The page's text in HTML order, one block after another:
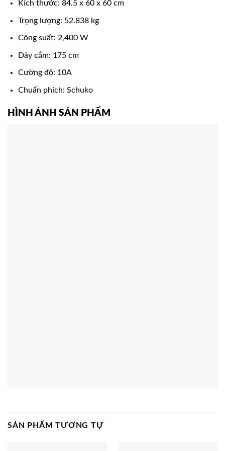
Kích thước: 84.5 x 60 x 60 cm
Trọng lượng: 52.838 kg
Công suất: 2,400 W
Dây cắm: 175 cm
Cường độ: 10A
Chuẩn phích: Schuko
HÌNH ẢNH SẢN PHẨM
SẢN PHẨM TƯƠNG TỰ